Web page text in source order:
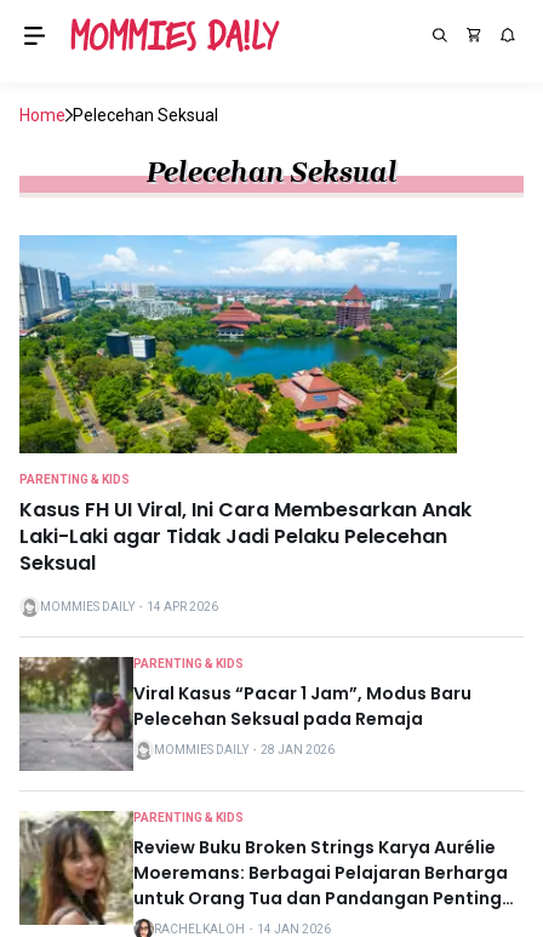
Home Pelecehan Seksual
Pelecehan Seksual
PARENTING & KIDS
Kasus FH UI Viral, Ini Cara Membesarkan Anak
Laki-Laki agar Tidak Jadi Pelaku Pelecehan
Seksual
MOMMIES DAILY ・ 14 APR 2026
PARENTING & KIDS
Viral Kasus “Pacar 1 Jam”, Modus Baru
Pelecehan Seksual pada Remaja
MOMMIES DAILY ・ 28 JAN 2026
PARENTING & KIDS
Review Buku Broken Strings Karya Aurélie
Moeremans: Berbagai Pelajaran Berharga
untuk Orang Tua dan Pandangan Penting
dari Psikolog
RACHELKALOH ・ 14 JAN 2026